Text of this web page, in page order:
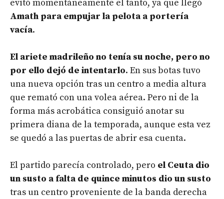
evitó momentáneamente el tanto, ya que llegó
Amath para empujar la pelota a portería
vacía.
El ariete madrileño no tenía su noche, pero no
por ello dejó de intentarlo. En sus botas tuvo
una nueva opción tras un centro a media altura
que remató con una volea aérea. Pero ni de la
forma más acrobática consiguió anotar su
primera diana de la temporada, aunque esta vez
se quedó a las puertas de abrir esa cuenta.
El partido parecía controlado, pero el Ceuta dio
un susto a falta de quince minutos dio un susto
tras un centro proveniente de la banda derecha